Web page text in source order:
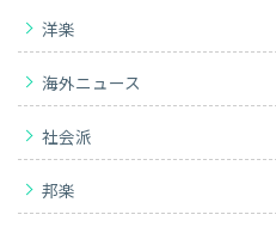
洋楽
海外ニュース
社会派
邦楽